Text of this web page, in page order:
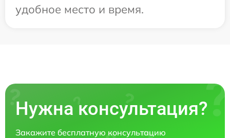
удобное место и время.
Нужна консультация?
Закажите бесплатную консультацию